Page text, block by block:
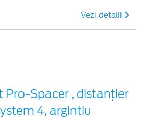
Vezi detalii
Pro-Spacer , distanțier
4, argintiu